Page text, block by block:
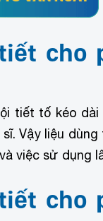
cho
tiết tố kéo
Vậy liệu
việc sử dụng
cho